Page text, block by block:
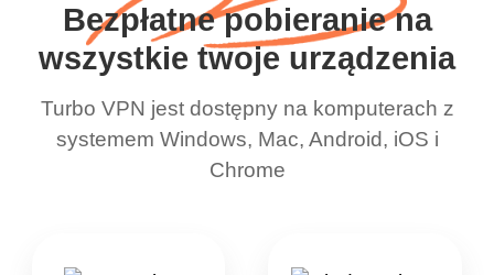
Bezpłatne pobieranie na
wszystkie twoje urządzenia
Turbo VPN jest dostępny na komputerach z
systemem Windows, Mac, Android, iOS i
Chrome